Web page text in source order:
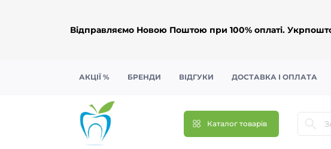
Відправляємо Новою Поштою при 100% оплаті.
АКЦІЇ % БРЕНДИ ВІДГУКИ ДОСТАВКА І ОПЛАТА
Каталог товарів